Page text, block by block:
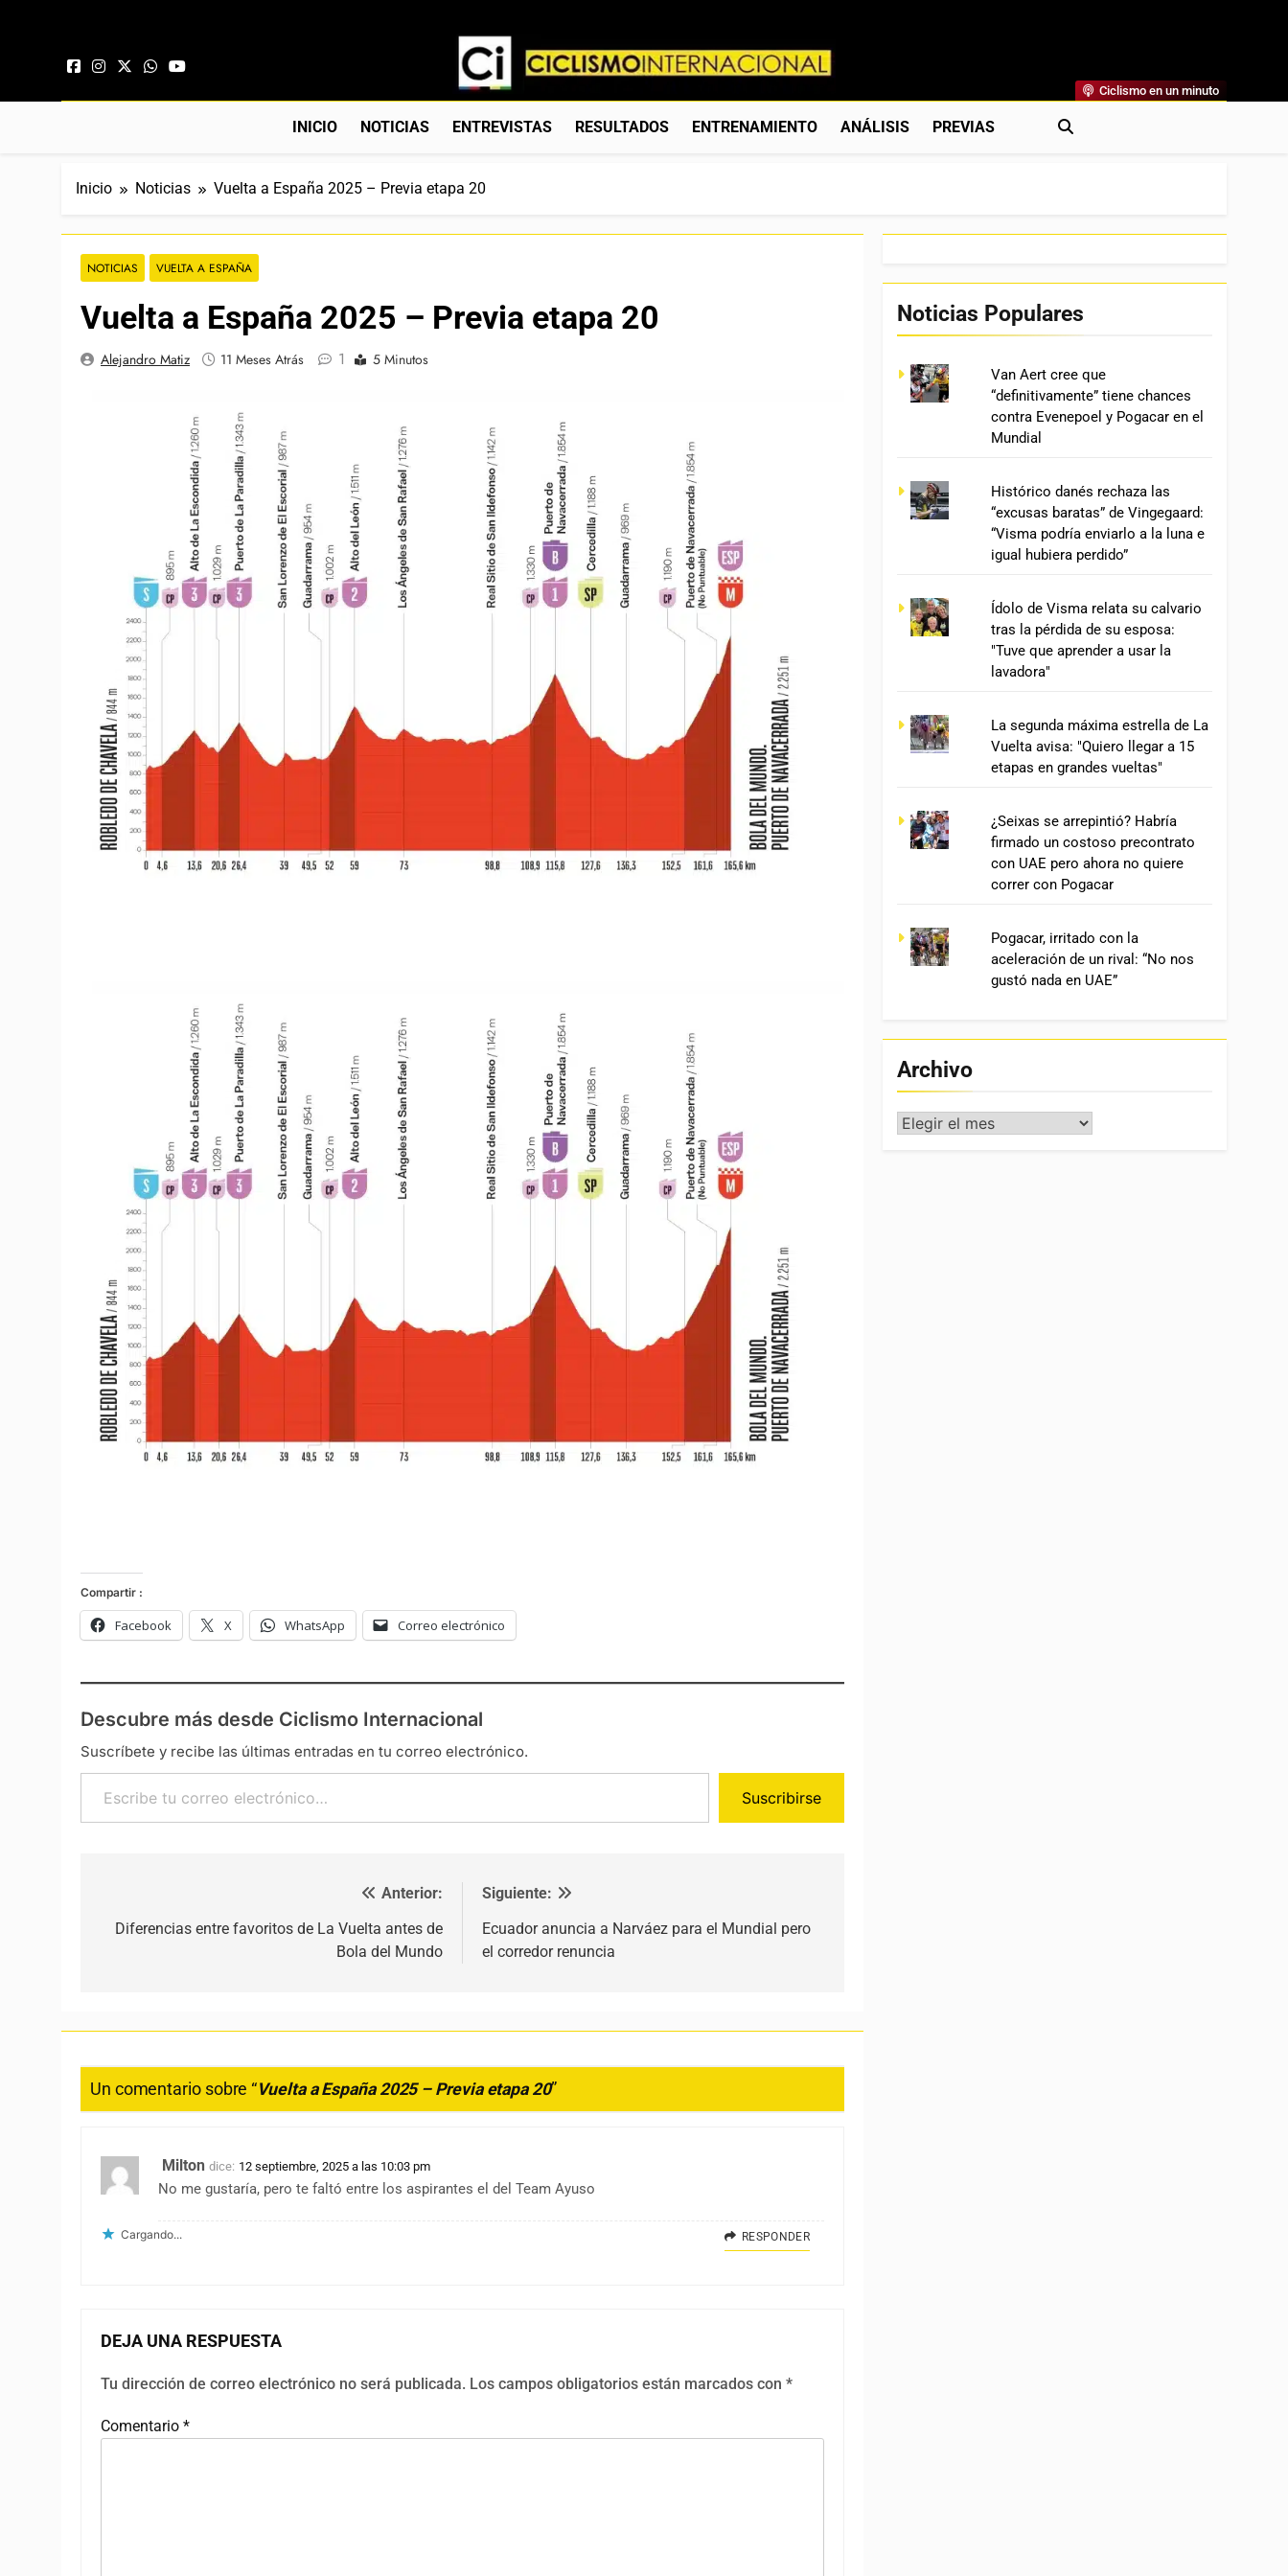
Ciclismo Internacional
Web Dedicada Al Ciclismo Mundial. Entrevistas, Análisis, Crónicas, Previas Y Más. La Web Ciclista De Referencia.
Ciclismo en un minuto
INICIO NOTICIAS ENTREVISTAS RESULTADOS ENTRENAMIENTO ANÁLISIS PREVIAS
Inicio Noticias Vuelta a España 2025 – Previa etapa 20
NOTICIAS VUELTA A ESPAÑA
Vuelta a España 2025 – Previa etapa 20
Alejandro Matiz 11 Meses Atrás 1 5 Minutos
Compartir :
Facebook X WhatsApp Correo electrónico
Descubre más desde Ciclismo Internacional
Suscríbete y recibe las últimas entradas en tu correo electrónico.
Escribe tu correo electrónico…
Suscribirse
Anterior:
Diferencias entre favoritos de La Vuelta antes de
Bola del Mundo
Siguiente:
Ecuador anuncia a Narváez para el Mundial pero
el corredor renuncia
Un comentario sobre “Vuelta a España 2025 – Previa etapa 20”
Milton dice: 12 septiembre, 2025 a las 10:03 pm
No me gustaría, pero te faltó entre los aspirantes el del Team Ayuso
Cargando... RESPONDER
DEJA UNA RESPUESTA
Tu dirección de correo electrónico no será publicada. Los campos obligatorios están marcados con *
Comentario *
Noticias Populares
Van Aert cree que
“definitivamente” tiene chances
contra Evenepoel y Pogacar en el
Mundial
Histórico danés rechaza las
“excusas baratas” de Vingegaard:
“Visma podría enviarlo a la luna e
igual hubiera perdido”
Ídolo de Visma relata su calvario
tras la pérdida de su esposa:
"Tuve que aprender a usar la
lavadora"
La segunda máxima estrella de La
Vuelta avisa: "Quiero llegar a 15
etapas en grandes vueltas"
¿Seixas se arrepintió? Habría
firmado un costoso precontrato
con UAE pero ahora no quiere
correr con Pogacar
Pogacar, irritado con la
aceleración de un rival: “No nos
gustó nada en UAE”
Archivo
Archivo